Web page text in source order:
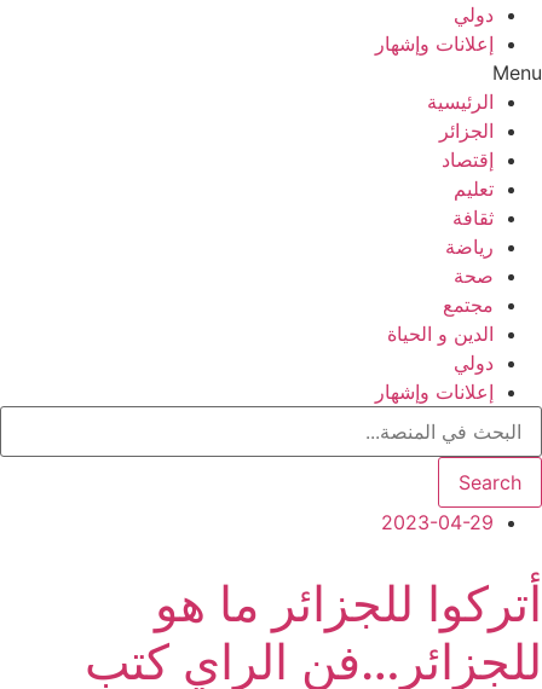
دولي
إعلانات وإشهار
Menu
الرئيسية
الجزائر
إقتصاد
تعليم
ثقافة
رياضة
صحة
مجتمع
الدين و الحياة
دولي
إعلانات وإشهار
Search
2023-04-29
أتركوا للجزائر ما هو
للجزائر…فن الراي كتب